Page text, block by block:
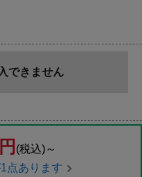
できません
(税込)～
点あります